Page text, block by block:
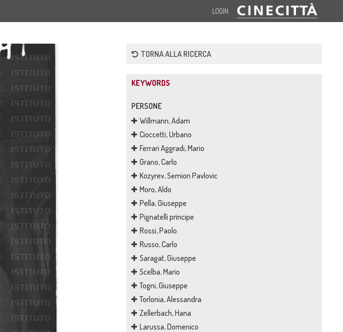
LOGIN
TORNA ALLA RICERCA
KEYWORDS
PERSONE
Willmann, Adam
Cioccetti, Urbano
Ferrari Aggradi, Mario
Grano, Carlo
Kozyrev, Semion Pavlovic
Moro, Aldo
Pella, Giuseppe
Pignatelli principe
Rossi, Paolo
Russo, Carlo
Saragat, Giuseppe
Scelba, Mario
Togni, Giuseppe
Torlonia, Alessandra
Zellerbach, Hana
Larussa, Domenico